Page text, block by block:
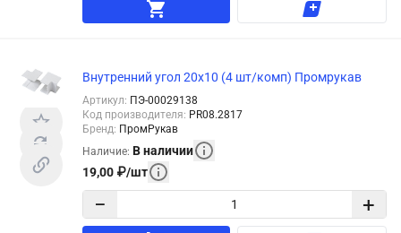
Внутренний угол 20х10 (4 шт/комп) Промрукав
Артикул: ПЭ-00029138
Код производителя: PR08.2817
Бренд: ПромРукав
Наличие: В наличии
19,00 ₽/шт
− +